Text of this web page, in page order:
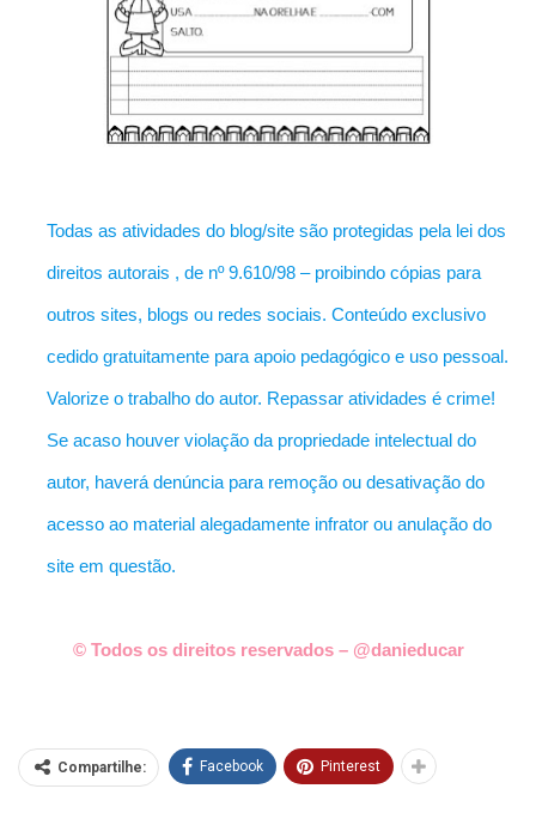
Todas as atividades do blog/site são protegidas pela lei dos
direitos autorais , de nº 9.610/98 – proibindo cópias para
outros sites, blogs ou redes sociais. Conteúdo exclusivo
cedido gratuitamente para apoio pedagógico e uso pessoal.
Valorize o trabalho do autor. Repassar atividades é crime!
Se acaso houver violação da propriedade intelectual do
autor, haverá denúncia para remoção ou desativação do
acesso ao material alegadamente infrator ou anulação do
site em questão.
© Todos os direitos reservados – @danieducar
Compartilhe: Facebook Pinterest